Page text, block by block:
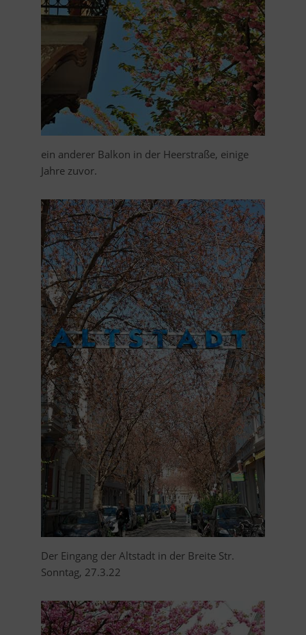
ein anderer Balkon in der Heerstraße, einige
Jahre zuvor.
Der Eingang der Altstadt in der Breite Str.
Sonntag, 27.3.22